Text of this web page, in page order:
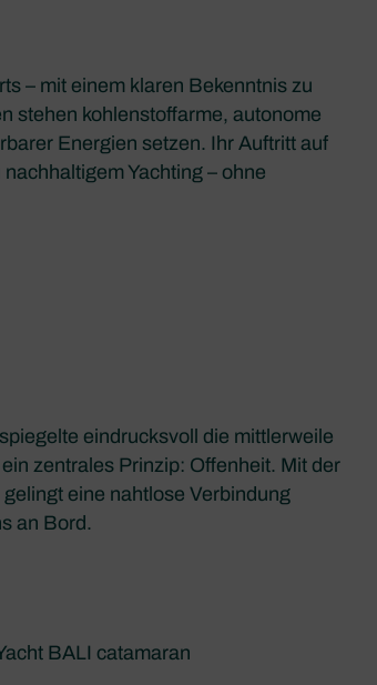
– mit einem klaren Bekenntnis zu
stehen kohlenstoffarme, autonome
Energien setzen. Ihr Auftritt auf
Yachting – ohne
eindrucksvoll die mittlerweile
zentrales Prinzip: Offenheit. Mit der
eine nahtlose Verbindung
an Bord.